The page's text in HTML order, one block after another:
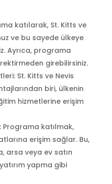
katılarak, St. Kitts ve
ve bu sayede ülkeye
Ayrıca, programa
girebilirsiniz.
St. Kitts ve Nevis
biri, ülkenin
hizmetlerine erişim
Programa katılmak,
erişim sağlar. Bu,
arsa veya ev satın
yapma gibi